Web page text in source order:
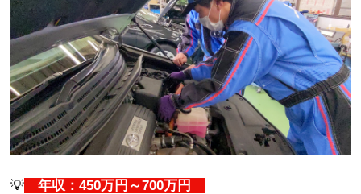
💡 年収：450万円～700万円